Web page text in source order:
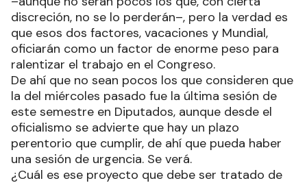
discreción, no se lo perderán–, pero la verdad es
que esos dos factores, vacaciones y Mundial,
oficiarán como un factor de enorme peso para
ralentizar el trabajo en el Congreso.
De ahí que no sean pocos los que consideren que
la del miércoles pasado fue la última sesión de
este semestre en Diputados, aunque desde el
oficialismo se advierte que hay un plazo
perentorio que cumplir, de ahí que pueda haber
una sesión de urgencia. Se verá.
¿Cuál es ese proyecto que debe ser tratado de